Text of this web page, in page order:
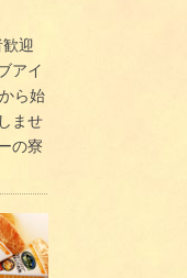
迎
アイ
ら始
ませ
の寮